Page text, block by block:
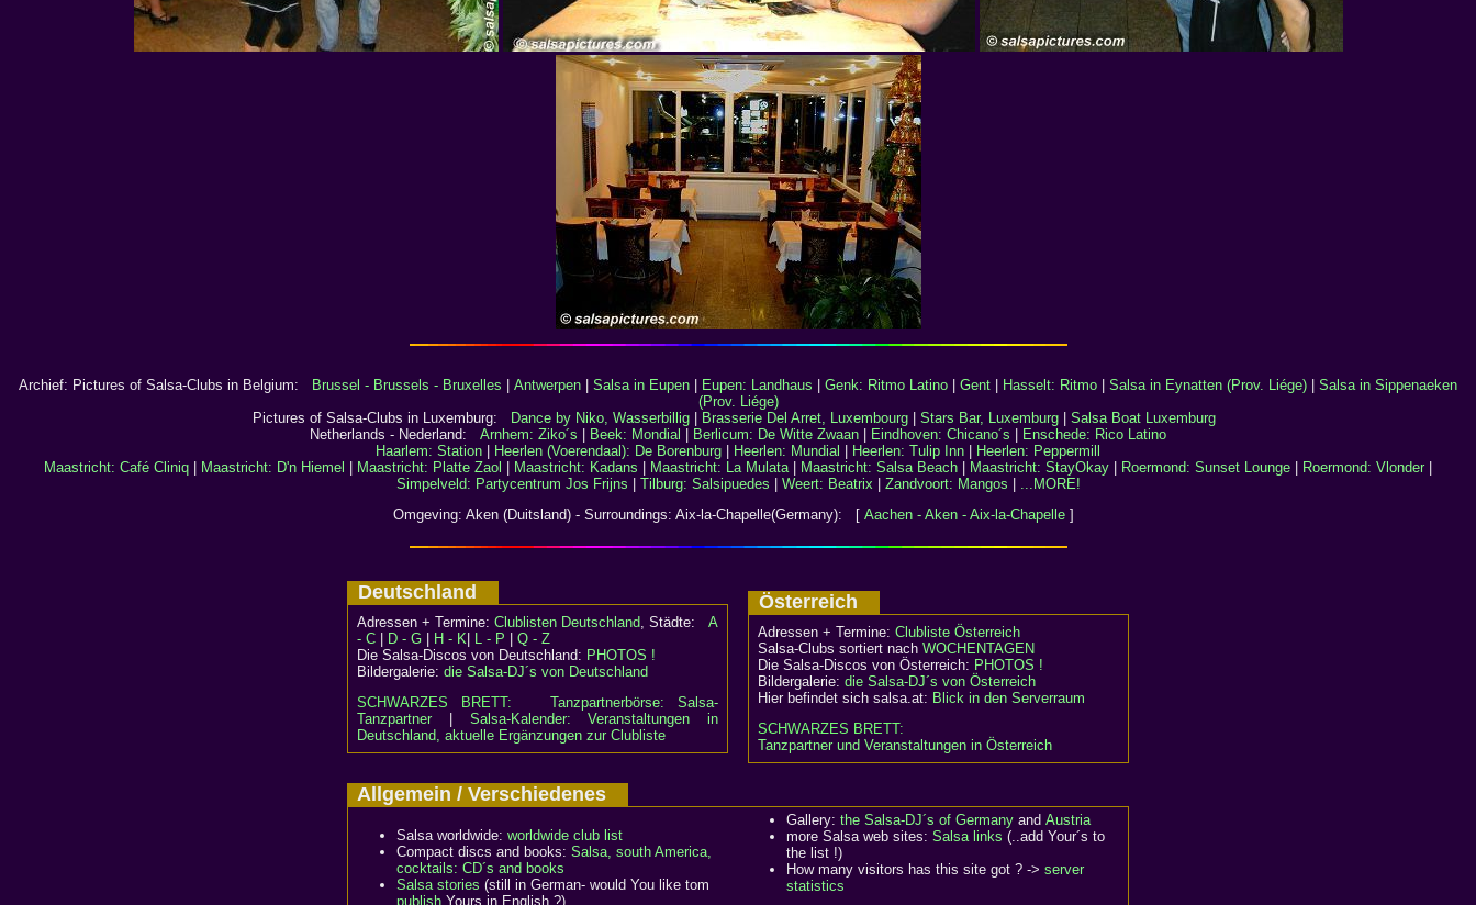
Archief: Pictures of Salsa-Clubs in Belgium: Brussel - Brussels - Bruxelles Antwerpen Salsa in Eupen Eupen: Landhaus Genk: Ritmo Latino Gent Hasselt: Ritmo Salsa in Eynatten (Prov. Liége)
Salsa in Sippenaeken
(Prov. Liége)
Pictures of Salsa-Clubs in Luxemburg:
Dance by Niko, Wasserbillig| Brasserie Del Arret, Luxembourg| Stars Bar, Luxemburg| Salsa Boat Luxemburg
Netherlands - Nederland: Arnhem: Ziko´s Beek: Mondial Berlicum: De Witte Zwaan Eindhoven: Chicano´s
Enschede: Rico Latino
Haarlem: Station
Heerlen (Voerendaal): De Borenburg Heerlen: Mundial Heerlen: Tulip Inn
Heerlen: Peppermill
Maastricht: Café Cliniq
Maastricht: D'n Hiemel Maastricht: Platte Zaol Maastricht: Kadans Maastricht: La Mulata| Maastricht: Salsa Beach Maastricht: StayOkay Roermond: Sunset Lounge Roermond: Vlonder|
Simpelveld: Partycentrum Jos Frijns
Tilburg: Salsipuedes Weert: Beatrix| Zandvoort: Mangos
...MORE!
Omgeving: Aken (Duitsland) - Surroundings: Aix-la-Chapelle(Germany): [ Aachen - Aken - Aix-la-Chapelle ]
Deutschland
Adressen + Termine: Clublisten Deutschland, Städte: A
- C
D - G H - K L - P
Q - Z
Die Salsa-Discos von Deutschland: PHOTOS !
Bildergalerie: die Salsa-DJ´s von Deutschland
SCHWARZES BRETT:
Tanzpartnerbörse: Salsa-
Tanzpartner| Salsa-Kalender: Veranstaltungen in
Deutschland, aktuelle Ergänzungen zur Clubliste
Österreich
Adressen + Termine: Clubliste Österreich
Salsa-Clubs sortiert nach WOCHENTAGEN
Die Salsa-Discos von Österreich: PHOTOS !
Bildergalerie: die Salsa-DJ´s von Österreich
Hier befindet sich salsa.at: Blick in den Serverraum
SCHWARZES BRETT:
Tanzpartner und Veranstaltungen in Österreich
Allgemein / Verschiedenes
Salsa worldwide: worldwide club list
Compact discs and books: Salsa, south America,
cocktails: CD´s and books
Salsa stories (still in German- would You like tom
publish Yours in English ?)
Gallery: the Salsa-DJ´s of Germany and Austria
more Salsa web sites: Salsa links (..add Your´s to
the list !)
How many visitors has this site got ? -> server
statistics